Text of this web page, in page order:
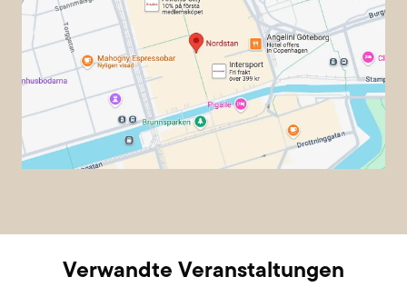
Verwandte Veranstaltungen